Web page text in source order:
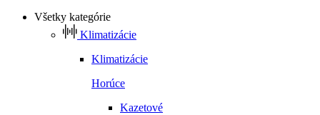
Všetky kategórie
Klimatizácie
Klimatizácie
Horúce
Kazetové